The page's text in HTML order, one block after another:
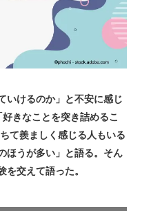
いけるのか」と不安に感じ
きなことを突き詰めるこ
て羨ましく感じる人もいる
ほうが多い」と語る。そん
交えて語った。